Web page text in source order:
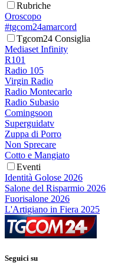
Rubriche
Oroscopo
#tgcom24amarcord
Tgcom24 Consiglia
Mediaset Infinity
R101
Radio 105
Virgin Radio
Radio Montecarlo
Radio Subasio
Comingsoon
Superguidatv
Zuppa di Porro
Non Sprecare
Cotto e Mangiato
Eventi
Identità Golose 2026
Salone del Risparmio 2026
Fuorisalone 2026
L'Artigiano in Fiera 2025
Seguici su